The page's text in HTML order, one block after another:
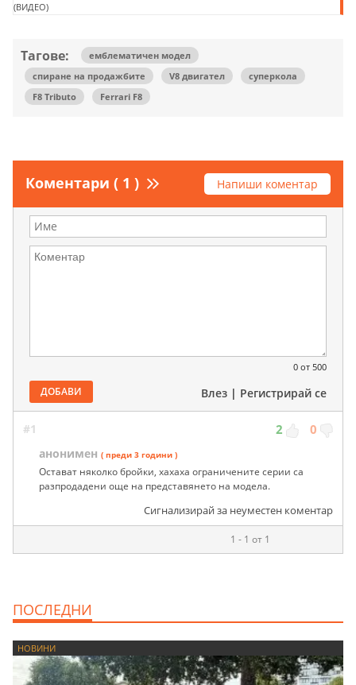
(ВИДЕО)
Тагове:
емблематичен модел
спиране на продажбите
V8 двигател
суперкола
F8 Tributo
Ferrari F8
Коментари ( 1 ) Напиши коментар
0 от 500
ДОБАВИ Влез | Регистрирай се
#1 2 0
анонимен ( преди 3 години )
Остават няколко бройки, хахаха ограничените серии са
разпродадени още на представянето на модела.
Сигнализирай за неуместен коментар
1 - 1 от 1
ПОСЛЕДНИ
НОВИНИ